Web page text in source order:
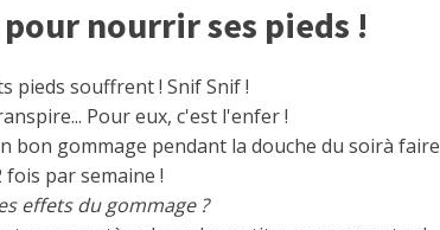
nourrir ses pieds !
pieds souffrent ! Snif Snif !
Pour eux, c'est l'enfer !
bon gommage pendant la douche du soirà faire
par semaine !
effets du gommage ?